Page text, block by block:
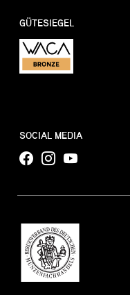
GÜTESIEGEL
SOCIAL MEDIA